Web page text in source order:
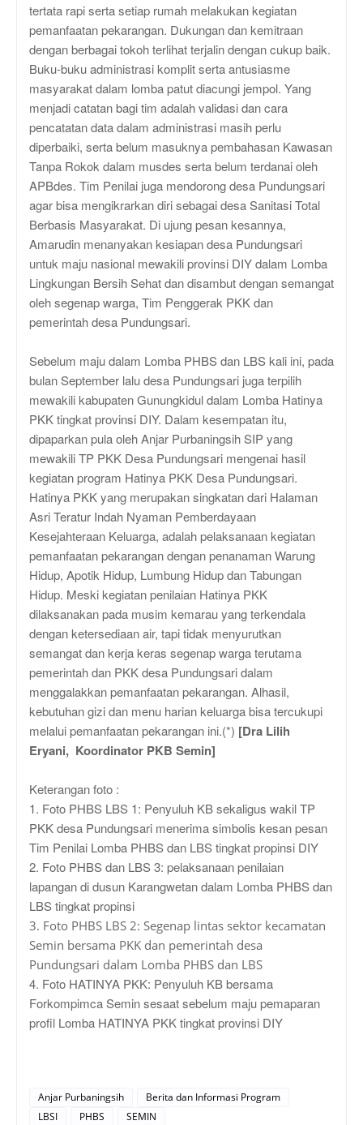
tertata rapi serta setiap rumah melakukan kegiatan
pemanfaatan pekarangan. Dukungan dan kemitraan
dengan berbagai tokoh terlihat terjalin dengan cukup baik.
Buku-buku administrasi komplit serta antusiasme
masyarakat dalam lomba patut diacungi jempol. Yang
menjadi catatan bagi tim adalah validasi dan cara
pencatatan data dalam administrasi masih perlu
diperbaiki, serta belum masuknya pembahasan Kawasan
Tanpa Rokok dalam musdes serta belum terdanai oleh
APBdes. Tim Penilai juga mendorong desa Pundungsari
agar bisa mengikrarkan diri sebagai desa Sanitasi Total
Berbasis Masyarakat. Di ujung pesan kesannya,
Amarudin menanyakan kesiapan desa Pundungsari
untuk maju nasional mewakili provinsi DIY dalam Lomba
Lingkungan Bersih Sehat dan disambut dengan semangat
oleh segenap warga, Tim Penggerak PKK dan
pemerintah desa Pundungsari.
Sebelum maju dalam Lomba PHBS dan LBS kali ini, pada
bulan September lalu desa Pundungsari juga terpilih
mewakili kabupaten Gunungkidul dalam Lomba Hatinya
PKK tingkat provinsi DIY. Dalam kesempatan itu,
dipaparkan pula oleh Anjar Purbaningsih SIP yang
mewakili TP PKK Desa Pundungsari mengenai hasil
kegiatan program Hatinya PKK Desa Pundungsari.
Hatinya PKK yang merupakan singkatan dari Halaman
Asri Teratur Indah Nyaman Pemberdayaan
Kesejahteraan Keluarga, adalah pelaksanaan kegiatan
pemanfaatan pekarangan dengan penanaman Warung
Hidup, Apotik Hidup, Lumbung Hidup dan Tabungan
Hidup. Meski kegiatan penilaian Hatinya PKK
dilaksanakan pada musim kemarau yang terkendala
dengan ketersediaan air, tapi tidak menyurutkan
semangat dan kerja keras segenap warga terutama
pemerintah dan PKK desa Pundungsari dalam
menggalakkan pemanfaatan pekarangan. Alhasil,
kebutuhan gizi dan menu harian keluarga bisa tercukupi
melalui pemanfaatan pekarangan ini.(*) [Dra Lilih
Eryani, Koordinator PKB Semin]
Keterangan foto :
1. Foto PHBS LBS 1: Penyuluh KB sekaligus wakil TP
PKK desa Pundungsari menerima simbolis kesan pesan
Tim Penilai Lomba PHBS dan LBS tingkat propinsi DIY
2. Foto PHBS dan LBS 3: pelaksanaan penilaian
lapangan di dusun Karangwetan dalam Lomba PHBS dan
LBS tingkat propinsi
3. Foto PHBS LBS 2: Segenap lintas sektor kecamatan
Semin bersama PKK dan pemerintah desa
Pundungsari dalam Lomba PHBS dan LBS
4. Foto HATINYA PKK: Penyuluh KB bersama
Forkompimca Semin sesaat sebelum maju pemaparan
profil Lomba HATINYA PKK tingkat provinsi DIY
Anjar Purbaningsih
Berita dan Informasi Program
LBSI
PHBS SEMIN